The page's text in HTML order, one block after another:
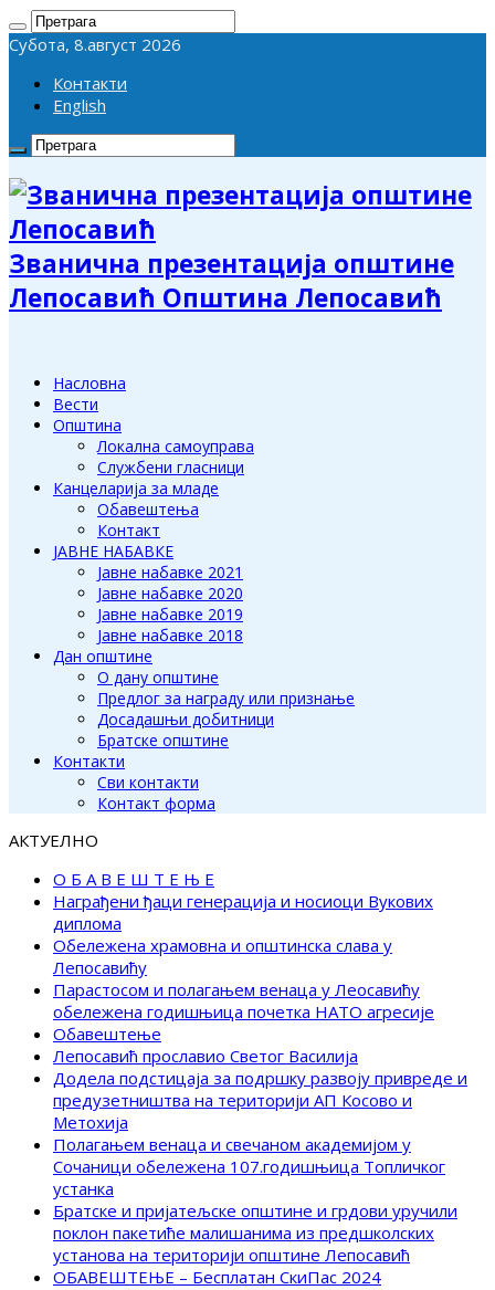
Субота, 8.август 2026
Контакти
English
Званична презентација општине
Лепосавић Општина Лепосавић
Насловна
Вести
Општина
Локална самоуправа
Службени гласници
Канцеларија за младе
Обавештења
Контакт
ЈАВНЕ НАБАВКЕ
Јавне набавке 2021
Јавне набавке 2020
Јавне набавке 2019
Јавне набавке 2018
Дан општине
О дану општине
Предлог за награду или признање
Досадашњи добитници
Братске општине
Контакти
Сви контакти
Контакт форма
АКТУЕЛНО
О Б А В Е Ш Т Е Њ Е
Награђени ђаци генерација и носиоци Вукових
диплома
Обележена храмовна и општинска слава у
Лепосавићу
Парастосом и полагањем венаца у Леосавићу
обележена годишњица почетка НАТО агресије
Обавештење
Лепосавић прославио Светог Василија
Додела подстицаја за подршку развоју привреде и
предузетништва на територији АП Косово и
Метохија
Полагањем венаца и свечаном академијом у
Сочаници обележена 107.годишњица Топличког
устанка
Братске и пријатељске општине и грдови уручили
поклон пакетиће малишанима из предшколских
установа на територији општине Лепосавић
ОБАВЕШТЕЊЕ – Бесплатан СкиПас 2024